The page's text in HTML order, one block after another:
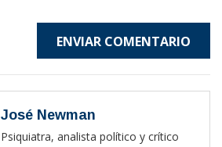
ENVIAR COMENTARIO
José Newman
Psiquiatra, analista político y crítico